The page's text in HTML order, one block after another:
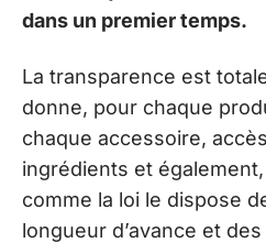
dans un premier temps.
La transparence est
donne, pour chaque
chaque accessoire,
ingrédients et
comme la loi le dispose
longueur d’avance et